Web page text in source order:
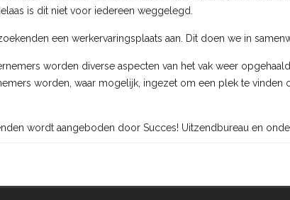
is dit niet voor iedereen weggelegd.
een werkervaringsplaats aan. Dit doen we in
worden diverse aspecten van het vak weer
worden, waar mogelijk, ingezet om een plek te
wordt aangeboden door Succes! Uitzendbureau en